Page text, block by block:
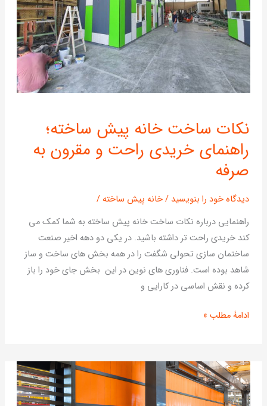
نکات ساخت خانه پیش ساخته؛
راهنمای خریدی راحت و مقرون به
صرفه
دیدگاه‌ خود را بنویسید /خانه پیش ساخته/
راهنمایی درباره نکات ساخت خانه پیش ساخته به شما کمک می
کند خریدی راحت تر داشته باشید. در یکی دو دهه اخیر صنعت
ساختمان سازی تحولی شگفت را در همه بخش های ساخت و ساز
شاهد بوده است. فناوری های نوین در این بخش جای خود را باز
کرده و نقش اساسی در کارایی و
ساخت
خانه
پیش
ساخته؛
راهنمای
راحت
و
مقرون
به
صرفه
ادامۀ مطلب »